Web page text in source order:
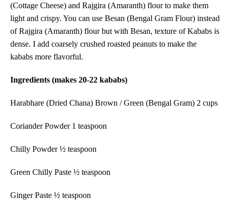
(Cottage Cheese) and Rajgira (Amaranth) flour to make them
light and crispy. You can use Besan (Bengal Gram Flour) instead
of Rajgira (Amaranth) flour but with Besan, texture of Kababs is
dense. I add coarsely crushed roasted peanuts to make the
kababs more flavorful.
Ingredients (makes 20-22 kababs)
Harabhare (Dried Chana) Brown / Green (Bengal Gram) 2 cups
Coriander Powder 1 teaspoon
Chilly Powder ½ teaspoon
Green Chilly Paste ½ teaspoon
Ginger Paste ½ teaspoon